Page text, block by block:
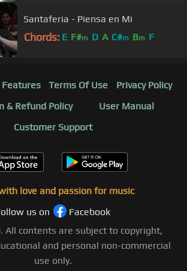
Santaferia - Piensa en Mi
Chords: E F#m D A C#m Bm F
Features Terms Of Use
Privacy Policy
& Refund Policy
User Manual
Customer Support
love and passion for music
us on
Facebook
All contents are subject to copyright,
and personal non-commercial
use only.